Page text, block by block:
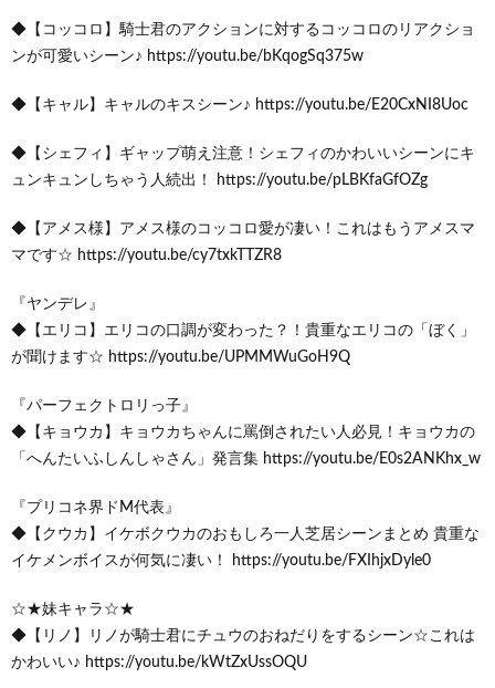
◆【コッコロ】騎士君のアクションに対するコッコロのリアクショ
ンが可愛いシーン♪ https://youtu.be/bKqogSq375w
◆【キャル】キャルのキスシーン♪ https://youtu.be/E20CxNI8Uoc
◆【シェフィ】ギャップ萌え注意！シェフィのかわいいシーンにキ
ュンキュンしちゃう人続出！ https://youtu.be/pLBKfaGfOZg
◆【アメス様】アメス様のコッコロ愛が凄い！これはもうアメスマ
マです☆ https://youtu.be/cy7txkTTZR8
『ヤンデレ』
◆【エリコ】エリコの口調が変わった？！貴重なエリコの「ぼく」
が聞けます☆ https://youtu.be/UPMMWuGoH9Q
『パーフェクトロリっ子』
◆【キョウカ】キョウカちゃんに罵倒されたい人必見！キョウカの
「へんたいふしんしゃさん」発言集 https://youtu.be/E0s2ANKhx_w
『プリコネ界ドМ代表』
◆【クウカ】イケボクウカのおもしろ一人芝居シーンまとめ 貴重な
イケメンボイスが何気に凄い！ https://youtu.be/FXIhjxDyle0
☆★妹キャラ☆★
◆【リノ】リノが騎士君にチュウのおねだりをするシーン☆これは
かわいい♪ https://youtu.be/kWtZxUssOQU